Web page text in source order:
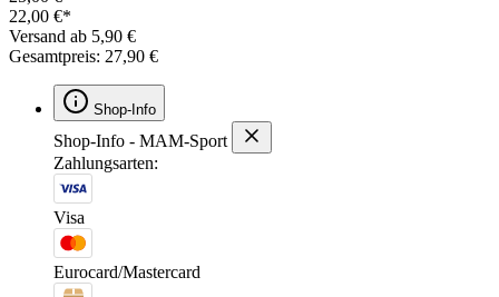
22,00 €*
Versand ab 5,90 €
Gesamtpreis: 27,90 €
Shop-Info
Shop-Info - MAM-Sport
Zahlungsarten:
Visa
Eurocard/Mastercard